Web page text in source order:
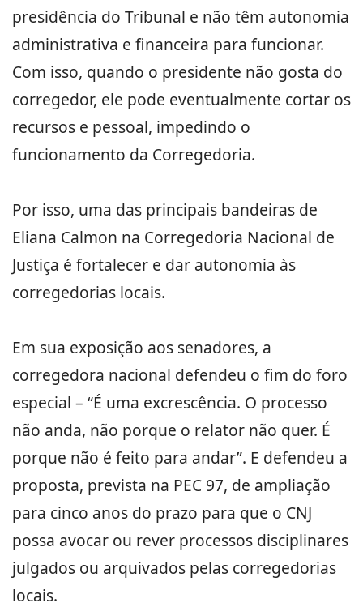
presidência do Tribunal e não têm autonomia
administrativa e financeira para funcionar.
Com isso, quando o presidente não gosta do
corregedor, ele pode eventualmente cortar os
recursos e pessoal, impedindo o
funcionamento da Corregedoria.
Por isso, uma das principais bandeiras de
Eliana Calmon na Corregedoria Nacional de
Justiça é fortalecer e dar autonomia às
corregedorias locais.
Em sua exposição aos senadores, a
corregedora nacional defendeu o fim do foro
especial – “É uma excrescência. O processo
não anda, não porque o relator não quer. É
porque não é feito para andar”. E defendeu a
proposta, prevista na PEC 97, de ampliação
para cinco anos do prazo para que o CNJ
possa avocar ou rever processos disciplinares
julgados ou arquivados pelas corregedorias
locais.